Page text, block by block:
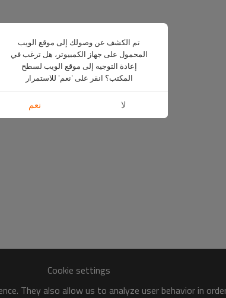
Cookie settings
They also allow us to analyze user behavior in
تم الكشف عن وصولك إلى موقع الويب
المحمول على جهاز الكمبيوتر، هل ترغب في
إعادة التوجيه إلى موقع الويب لسطح
المكتب؟ انقر على 'نعم' للاستمرار
لا نعم